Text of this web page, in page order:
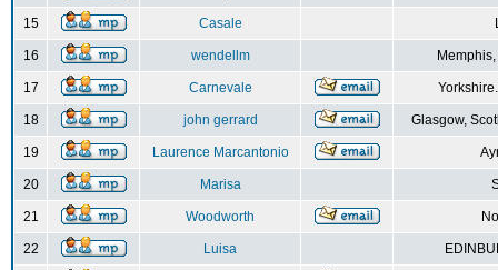
15 Casale
16 wendellm
17 Carnevale
18 john gerrard Glasgow,
19 Laurence Marcantonio
20 Marisa
21 Woodworth
22 Luisa